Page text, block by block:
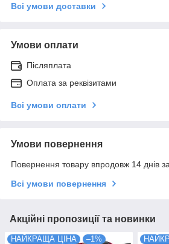
Всі умови доставки
Умови оплати
Післяплата
Оплата за реквізитами
Всі умови оплати
Умови повернення
Повернення товару впродовж 14 днів
Всі умови повернення
Акційні пропозиції та новинки
НАЙКРАЩА ЦІНА –1%